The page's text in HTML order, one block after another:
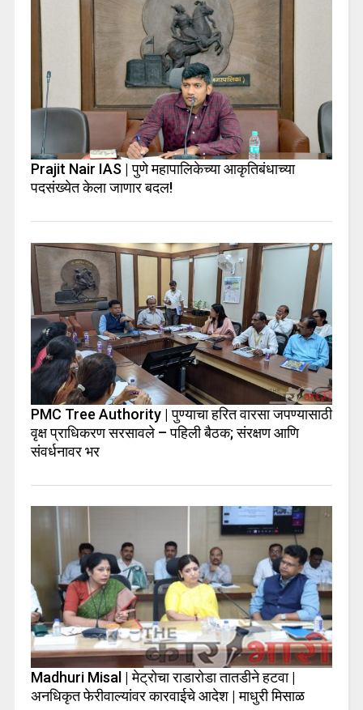
Prajit Nair IAS | पुणे महापालिकेच्या आकृतिबंधाच्या
पदसंख्येत केला जाणार बदल!
PMC Tree Authority | पुण्याचा हरित वारसा जपण्यासाठी
वृक्ष प्राधिकरण सरसावले – पहिली बैठक; संरक्षण आणि
संवर्धनावर भर
Madhuri Misal | मेट्रोचा राडारोडा तातडीने हटवा |
अनधिकृत फेरीवाल्यांवर कारवाईचे आदेश | माधुरी मिसाळ